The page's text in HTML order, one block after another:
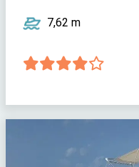
7,62 m